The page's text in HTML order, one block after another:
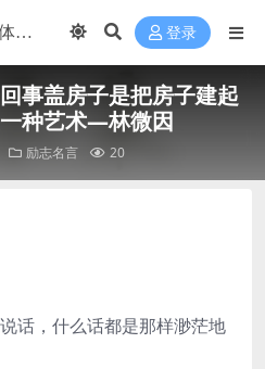
登录
事盖房子是把房子建起
种艺术—林微因
励志名言 20
话，什么话都是那样渺茫地